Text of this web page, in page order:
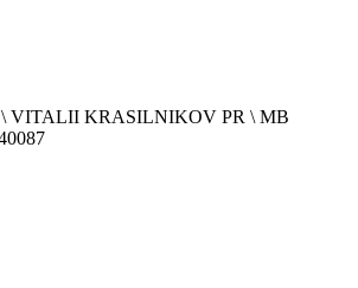
\ VITALII KRASILNIKOV PR \ MB